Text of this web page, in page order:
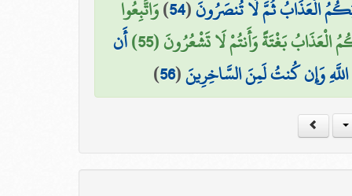
الْعَذَابُ ثُمَّ لَا تُنصَرُونَ(
54
)وَاتَّبِعُوا
بَغْتَةً وَأَنتُمْ لَا تَشْعُرُونَ (55)
أَن
وَإِن كُنتُ لَمِنَ السَّاخِرِينَ(
56
)